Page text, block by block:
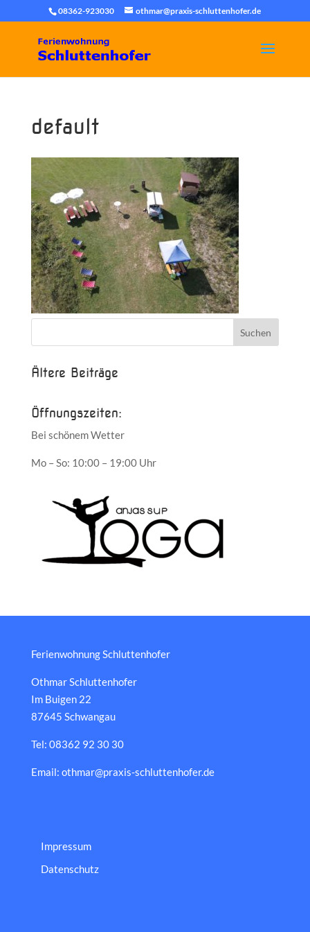
08362-923030 othmar@praxis-schluttenhofer.de
default
Ältere Beiträge
Öffnungszeiten:
Bei schönem Wetter
Mo – So: 10:00 – 19:00 Uhr
Ferienwohnung Schluttenhofer
Othmar Schluttenhofer
Im Buigen 22
87645 Schwangau
Tel: 08362 92 30 30
Email: othmar@praxis-schluttenhofer.de
Impressum
Datenschutz